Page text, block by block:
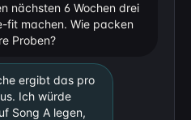
nächsten 6 Wochen drei
fit machen. Wie packen
Proben?
ergibt das pro
Ich würde
Song A legen,